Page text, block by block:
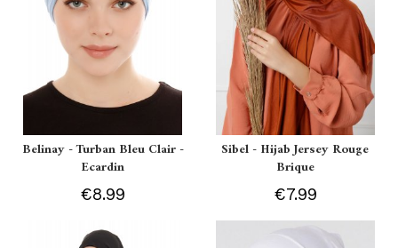
Belinay - Turban Bleu Clair -
Ecardin
€8.99
Sibel - Hijab Jersey Rouge
Brique
€7.99